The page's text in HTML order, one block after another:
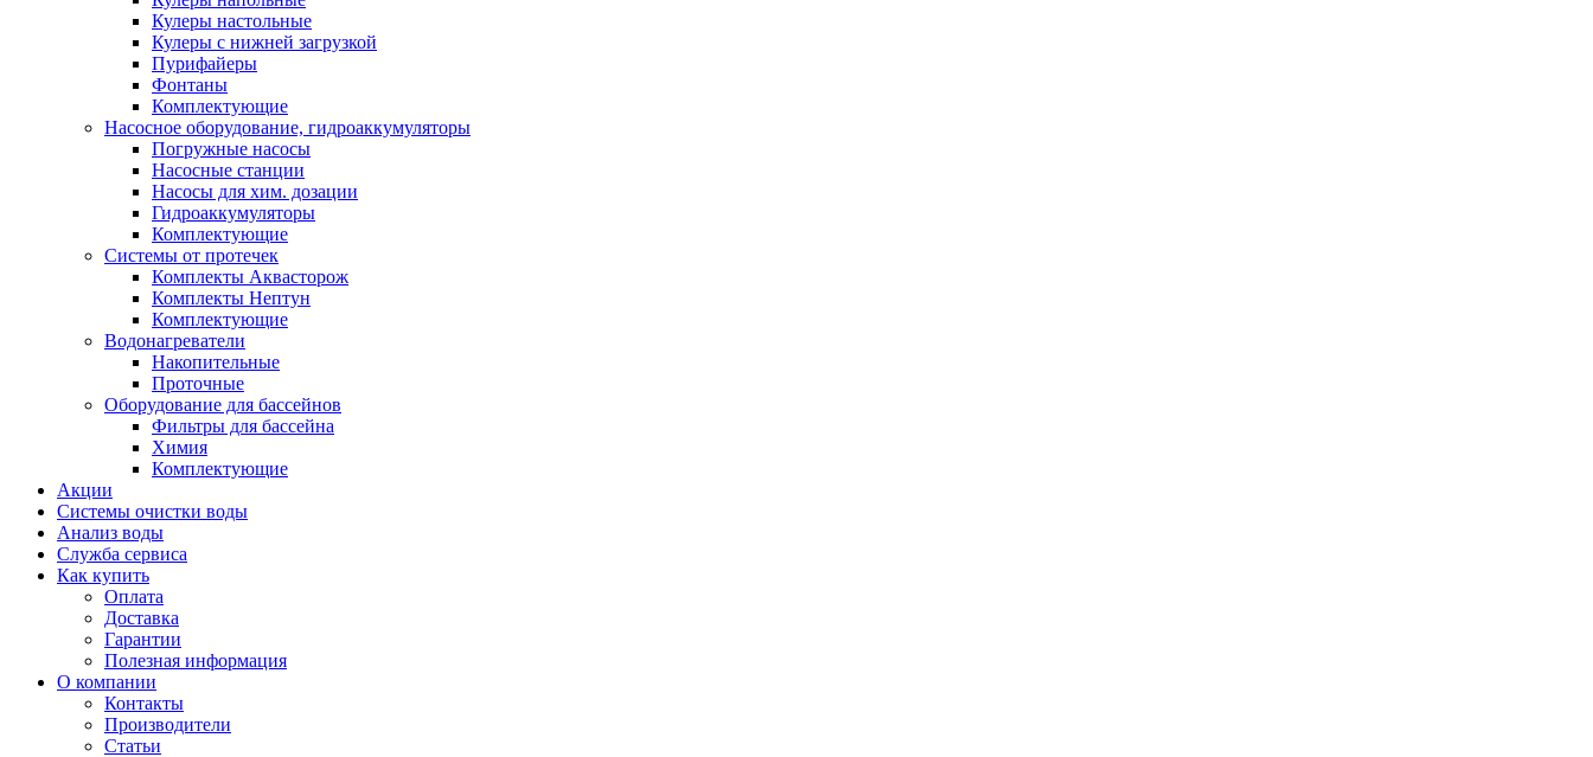
Кулеры настольные
Кулеры с нижней загрузкой
Пурифайеры
Фонтаны
Комплектующие
Насосное оборудование, гидроаккумуляторы
Погружные насосы
Насосные станции
Насосы для хим. дозации
Гидроаккумуляторы
Комплектующие
Системы от протечек
Комплекты Аквасторож
Комплекты Нептун
Комплектующие
Водонагреватели
Накопительные
Проточные
Оборудование для бассейнов
Фильтры для бассейна
Химия
Комплектующие
Акции
Системы очистки воды
Анализ воды
Служба сервиса
Как купить
Оплата
Доставка
Гарантии
Полезная информация
О компании
Контакты
Производители
Статьи